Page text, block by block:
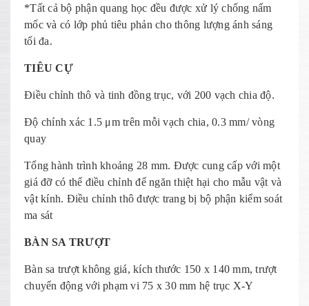
*Tất cả bộ phận quang học đều được xử lý chống nấm
mốc và có lớp phủ tiêu phản cho thông lượng ánh sáng
tối đa.
TIÊU CỰ
Điều chỉnh thô và tinh đồng trục, với 200 vạch chia độ.
Độ chính xác 1.5 μm trên mỗi vạch chia, 0.3 mm/ vòng
quay
Tổng hành trình khoảng 28 mm. Được cung cấp với một
giá đỡ có thể điều chỉnh để ngăn thiệt hại cho mẫu vật và
vật kính. Điều chỉnh thô được trang bị bộ phận kiểm soát
ma sát
BÀN SA TRƯỢT
Bàn sa trượt không giá, kích thước 150 x 140 mm, trượt
chuyển động với phạm vi 75 x 30 mm hệ trục X-Y